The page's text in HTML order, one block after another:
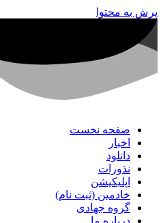
پرش به محتوا
صفحه نخست
اخبار
دانلود
نذورات
اپلیکیشن
خادمین (ثبت نام)
گروه جهادی
درباره ما